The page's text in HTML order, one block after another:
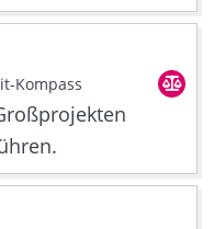
Kompass